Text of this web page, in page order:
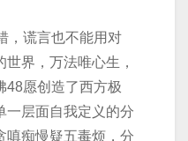
，谎言也不能用对
界，万法唯心生，
48愿创造了西方极
一层面自我定义的分
嗔痴慢疑五毒烦，分